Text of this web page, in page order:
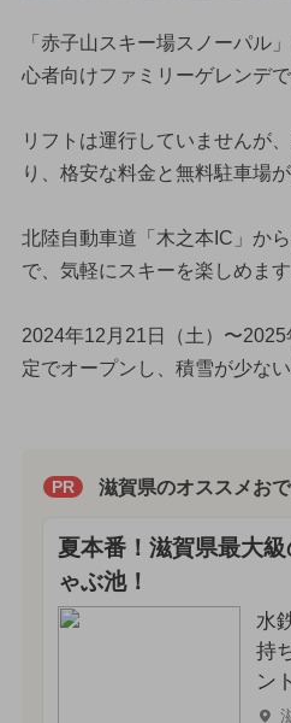
「赤子山スキー場スノーパル
心者向けファミリーゲレンデで
リフトは運行していませんが
り、格安な料金と無料駐車場が
北陸自動車道「木之本IC」か
で、気軽にスキーを楽しめます
2024年12月21日（土）〜
定でオープンし、積雪が少な
PR 滋賀県のオススメお
夏本番！滋賀県最大
ゃぶ池！
水
持
ン